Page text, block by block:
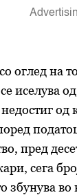
оглед на
иселува
од
пред
сега
во